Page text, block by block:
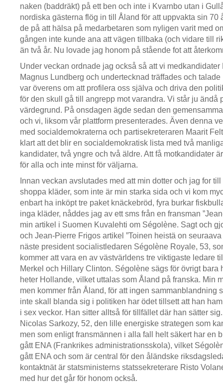
naken (baddräkt) på ett ben och inte i Kvarnbo utan i
nordiska gästerna flög in till Åland för att uppvakta sin 70
de på att hälsa på medarbetaren som nyligen varit med
gången inte kunde ana att vägen tillbaka (och vidare till
än två år. Nu lovade jag honom på stående fot att
Under veckan ordnade jag också så att vi medkandidater
Magnus Lundberg och undertecknad träffades och
var överens om att profilera oss själva och driva den
för den skull gå till angrepp mot varandra. Vi står ju ändå
värdegrund. På onsdagen ägde sedan den
och vi, liksom vår plattform presenterades. Även denna
med socialdemokraterna och partisekreteraren Maarit
klart att det blir en socialdemokratisk lista med två
kandidater, två yngre och två äldre. Att få motkandidater
för alla och inte minst för väljarna.
Innan veckan avslutades med att min dotter och jag for
shoppa kläder, som inte är min starka sida och vi kom
enbart ha inköpt tre paket knäckebröd, fyra burkar
inga kläder, nåddes jag av ett sms från en fransman
min artikel i Suomen Kuvalehti om Ségolène. Sagt och
och Jean-Pierre Frigos artikel ”Toinen heistä on
näste president socialistledaren Ségolène Royale, 53,
kommer att vara en av västvärldens tre viktigaste ledare
Merkel och Hillary Clinton. Ségolène sägs för övrigt bara
heter Hollande, vilket uttalas som Åland på franska. Min
men kommer från Åland, för att ingen sammanblandning
inte skall blanda sig i politiken har ödet tillsett att han
i sex veckor. Han sitter alltså för tillfället där han sätter
Nicolas Sarkozy, 52, den lille energiske strategen som
men som enligt fransmännen i alla fall helt säkert har en
gått ENA (Frankrikes administrationsskola), vilket
gått ENA och som är central för den åländske
kontaktnät är statsministerns statssekreterare Risto
med hur det går för honom också.